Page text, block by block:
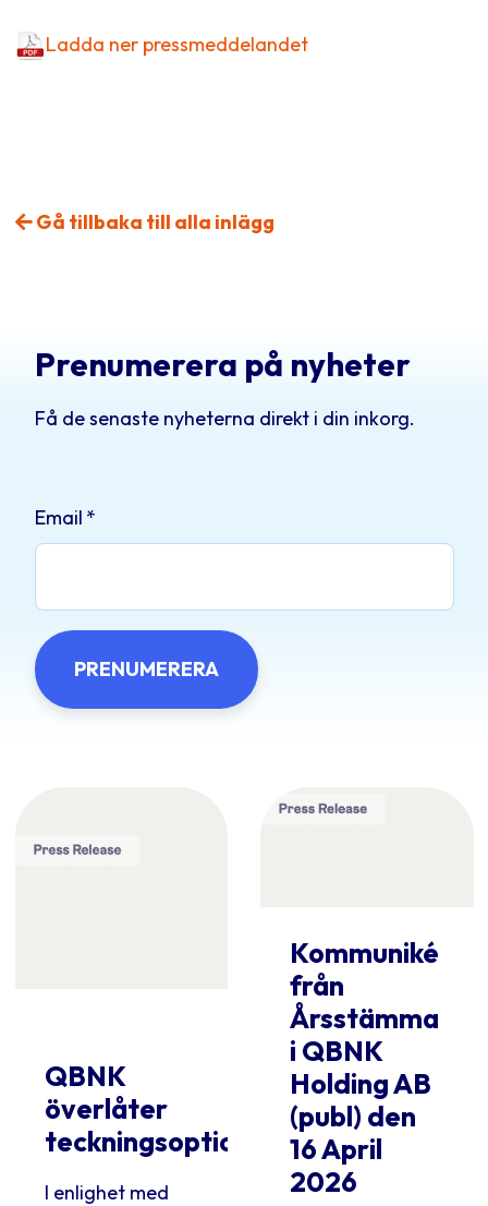
Ladda ner pressmeddelandet
Gå tillbaka till alla inlägg
Prenumerera på nyheter
Få de senaste nyheterna direkt i din inkorg.
Email *
QBNK
överlåter
teckningsoptioner
I enlighet med
Kommuniké
från
Årsstämma
i QBNK
Holding AB
(publ) den
16 April
2026